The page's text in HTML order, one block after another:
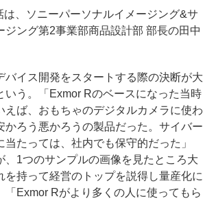
、ソニーパーソナルイメージング&サ
ジング第2事業部商品設計部 部長の田中
イス開発をスタートする際の決断が大
いう。「Exmor Rのベースになった当時
えば、おもちゃのデジタルカメラに使わ
かろう悪かろうの製品だった。サイバー
たっては、社内でも保守的だった」
、1つのサンプルの画像を見たところ大
を持って経営のトップを説得し量産化に
「Exmor Rがより多くの人に使ってもら